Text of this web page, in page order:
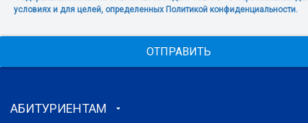
условиях и для целей, определенных Политикой конфиденциальности.
ОТПРАВИТЬ
АБИТУРИЕНТАМ